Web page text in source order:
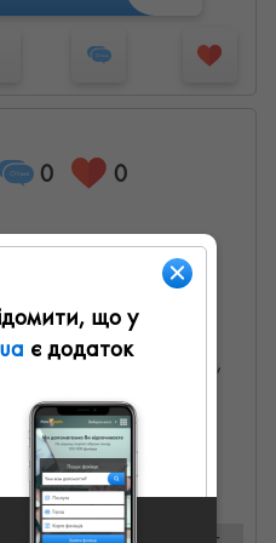
0 0
Харьковская область,
(8.3510393517321 лет,
що у
є додаток